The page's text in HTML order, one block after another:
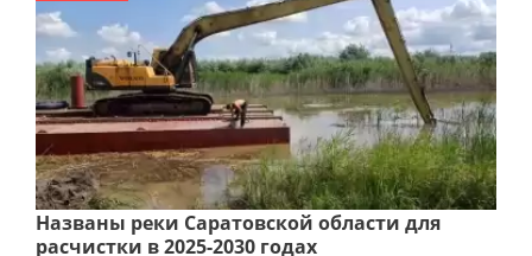
Названы реки Саратовской области для
расчистки в 2025-2030 годах